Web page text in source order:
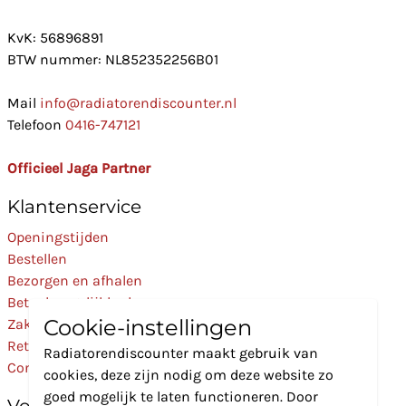
KvK: 56896891
BTW nummer: NL852352256B01
Mail info@radiatorendiscounter.nl
Telefoon 0416-747121
Officieel Jaga Partner
Klantenservice
Openingstijden
Bestellen
Bezorgen en afhalen
Betaalmogelijkheden
Zakelijk
Retourneren
Contact
Cookie-instellingen
Radiatorendiscounter maakt gebruik van
cookies, deze zijn nodig om deze website zo
goed mogelijk te laten functioneren. Door